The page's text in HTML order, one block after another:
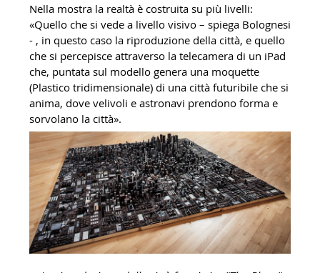
Nella mostra la realtà è costruita su più livelli:
«Quello che si vede a livello visivo – spiega Bolognesi
- , in questo caso la riproduzione della città, e quello
che si percepisce attraverso la telecamera di un iPad
che, puntata sul modello genera una moquette
(Plastico tridimensionale) di una città futuribile che si
anima, dove velivoli e astronavi prendono forma e
sorvolano la città».